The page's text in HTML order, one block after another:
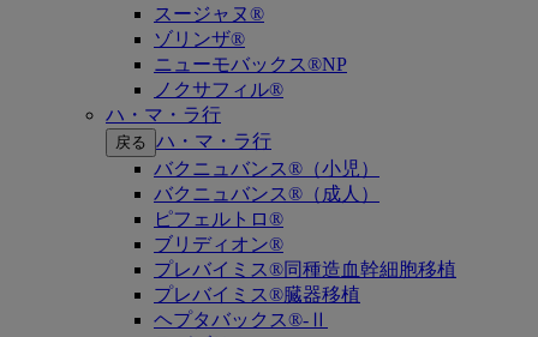
スージャヌ®
ゾリンザ®
ニューモバックス®NP
ノクサフィル®
ハ・マ・ラ行
戻る ハ・マ・ラ行
バクニュバンス®（小児）
バクニュバンス®（成人）
ピフェルトロ®
ブリディオン®
プレバイミス®同種造血幹細胞移植
プレバイミス®臓器移植
ヘプタバックス®-Ⅱ